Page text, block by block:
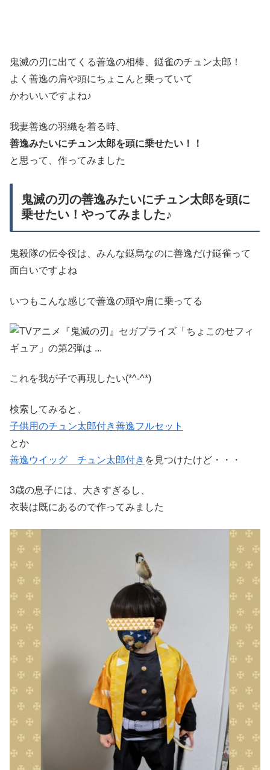
鬼滅の刃に出てくる善逸の相棒、鎹雀のチュン太郎！
よく善逸の肩や頭にちょこんと乗っていて
かわいいですよね♪
我妻善逸の羽織を着る時、
善逸みたいにチュン太郎を頭に乗せたい！！
と思って、作ってみました
鬼滅の刃の善逸みたいにチュン太郎を頭に
乗せたい！やってみました♪
鬼殺隊の伝令役は、みんな鎹烏なのに善逸だけ鎹雀って
面白いですよね
いつもこんな感じで善逸の頭や肩に乗ってる
これを我が子で再現したい(*^-^*)
検索してみると、
子供用のチュン太郎付き善逸フルセット
とか
善逸ウイッグ チュン太郎付き を見つけたけど・・・
3歳の息子には、大きすぎるし、
衣装は既にあるので作ってみました